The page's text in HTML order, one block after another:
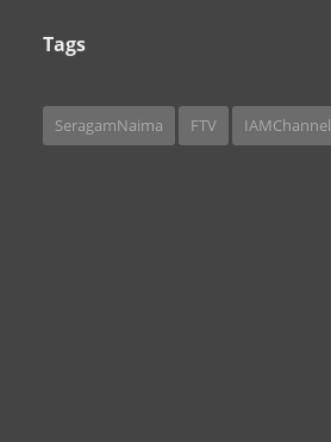
Tags
SeragamNaima FTV IAMChannel